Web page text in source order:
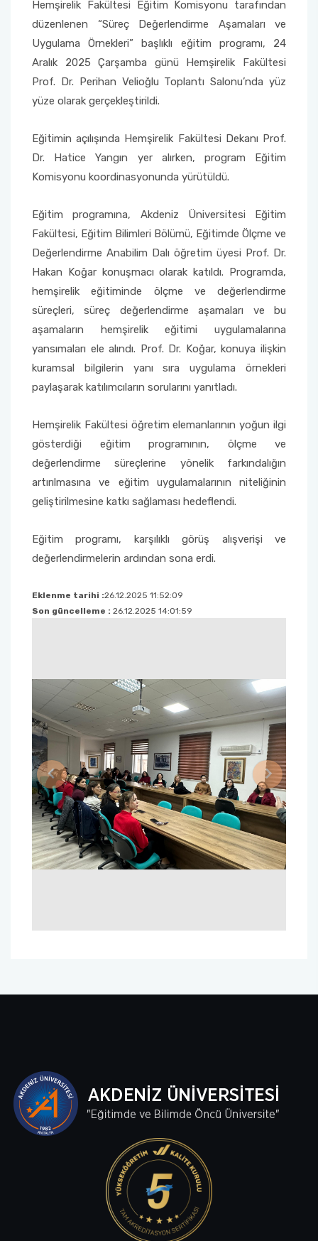
Hemşirelik Fakültesi Eğitim Komisyonu tarafından
düzenlenen “Süreç Değerlendirme Aşamaları ve
Uygulama Örnekleri” başlıklı eğitim programı, 24
Aralık 2025 Çarşamba günü Hemşirelik Fakültesi
Prof. Dr. Perihan Velioğlu Toplantı Salonu’nda yüz
yüze olarak gerçekleştirildi.
Eğitimin açılışında Hemşirelik Fakültesi Dekanı Prof.
Dr. Hatice Yangın yer alırken, program Eğitim
Komisyonu koordinasyonunda yürütüldü.
Eğitim programına, Akdeniz Üniversitesi Eğitim
Fakültesi, Eğitim Bilimleri Bölümü, Eğitimde Ölçme ve
Değerlendirme Anabilim Dalı öğretim üyesi Prof. Dr.
Hakan Koğar konuşmacı olarak katıldı. Programda,
hemşirelik eğitiminde ölçme ve değerlendirme
süreçleri, süreç değerlendirme aşamaları ve bu
aşamaların hemşirelik eğitimi uygulamalarına
yansımaları ele alındı. Prof. Dr. Koğar, konuya ilişkin
kuramsal bilgilerin yanı sıra uygulama örnekleri
paylaşarak katılımcıların sorularını yanıtladı.
Hemşirelik Fakültesi öğretim elemanlarının yoğun ilgi
gösterdiği eğitim programının, ölçme ve
değerlendirme süreçlerine yönelik farkındalığın
artırılmasına ve eğitim uygulamalarının niteliğinin
geliştirilmesine katkı sağlaması hedeflendi.
Eğitim programı, karşılıklı görüş alışverişi ve
değerlendirmelerin ardından sona erdi.
Eklenme tarihi :26.12.2025 11:52:09
Son güncelleme : 26.12.2025 14:01:59
Previous Next
2022-2026 Stratejik Planı
Faaliyet Raporları
Akademik Tören
İlahiyat Fakültesi
İletişim Fakültesi
Kemer Denizcilik Fakültesi
Kumluca Sağlık Bilimleri Fakültesi
Manavgat Sosyal ve Beşeri Bilimler Fakültesi
Manavgat Yabancı Diller Fakültesi
Mimarlık Fakültesi
Mühendislik Fakültesi
Sağlık Bilimleri Fakültesi
Serik İşletme Fakültesi
Spor Bilimleri Fakültesi
Su Ürünleri Fakültesi
Tıp Fakültesi
Turizm Fakültesi
Uygulamalı Bilimler Fakültesi
Ziraat Fakültesi
Sağlık Hizmetleri MYO
Serik Gülsün Süleyman Süral MYO
Sosyal Bilimler MYO
Teknik Bilimler MYO
Yapı İşleri ve Teknik Daire Başkanlığı
Uluslararası İlişkiler Ofisi
Mezun Bilgi Sistemi
Sıkça Sorulan Sorular
Online Sağlık Hizmetleri Randevu Sistemi
Yönetim Sistemi)
Dış Kaynaklı Proje Takip Sistemi
AB Projeleri
Web of Science